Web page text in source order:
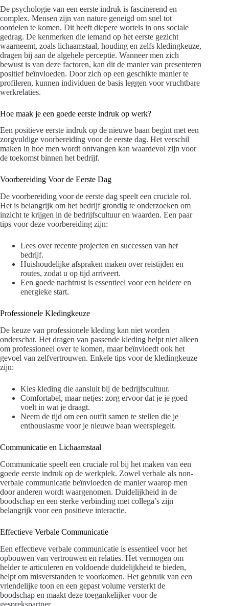
De psychologie van een eerste indruk is fascinerend en
complex. Mensen zijn van nature geneigd om snel tot
oordelen te komen. Dit heeft diepere wortels in ons sociale
gedrag. De kenmerken die iemand op het eerste gezicht
waarneemt, zoals lichaamstaal, houding en zelfs kledingkeuze,
dragen bij aan de algehele perceptie. Wanneer men zich
bewust is van deze factoren, kan dit de manier van presenteren
positief beïnvloeden. Door zich op een geschikte manier te
profileren, kunnen individuen de basis leggen voor vruchtbare
werkrelaties.
Hoe maak je een goede eerste indruk op werk?
Een positieve eerste indruk op de nieuwe baan begint met een
zorgvuldige voorbereiding voor de eerste dag. Het verschil
maken in hoe men wordt ontvangen kan waardevol zijn voor
de toekomst binnen het bedrijf.
Voorbereiding Voor de Eerste Dag
De voorbereiding voor de eerste dag speelt een cruciale rol.
Het is belangrijk om het bedrijf grondig te onderzoeken om
inzicht te krijgen in de bedrijfscultuur en waarden. Een paar
tips voor deze voorbereiding zijn:
Lees over recente projecten en successen van het
bedrijf.
Huishoudelijke afspraken maken over reistijden en
routes, zodat u op tijd arriveert.
Een goede nachtrust is essentieel voor een heldere en
energieke start.
Professionele Kledingkeuze
De keuze van professionele kleding kan niet worden
onderschat. Het dragen van passende kleding helpt niet alleen
om professioneel over te komen, maar beïnvloedt ook het
gevoel van zelfvertrouwen. Enkele tips voor de kledingkeuze
zijn:
Kies kleding die aansluit bij de bedrijfscultuur.
Comfortabel, maar netjes: zorg ervoor dat je je goed
voelt in wat je draagt.
Neem de tijd om een outfit samen te stellen die je
enthousiasme voor je nieuwe baan weerspiegelt.
Communicatie en Lichaamstaal
Communicatie speelt een cruciale rol bij het maken van een
goede eerste indruk op de werkplek. Zowel verbale als non-
verbale communicatie beïnvloeden de manier waarop men
door anderen wordt waargenomen. Duidelijkheid in de
boodschap en een sterke verbinding met collega’s zijn
belangrijk voor een positieve interactie.
Effectieve Verbale Communicatie
Een effectieve verbale communicatie is essentieel voor het
opbouwen van vertrouwen en relaties. Het vermogen om
helder te articuleren en voldoende duidelijkheid te bieden,
helpt om misverstanden te voorkomen. Het gebruik van een
vriendelijke toon en een gepast volume versterkt de
boodschap en maakt deze toegankelijker voor de
gesprekspartner.